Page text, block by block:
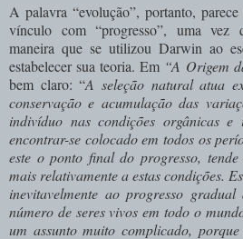
A palavra “evolução”, portanto,
vínculo com “progresso”, uma vez
maneira que se utilizou Darwin ao
estabelecer sua teoria. Em “A Origem
bem claro: “A seleção natural atua
conservação e acumulação das
indivíduo nas condições orgânicas e
encontrar-se colocado em todos os
este o ponto final do progresso,
mais relativamente a estas condições.
inevitavelmente ao progresso
número de seres vivos em todo o
um assunto muito complicado,